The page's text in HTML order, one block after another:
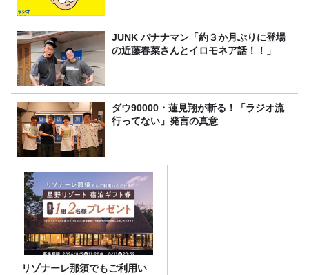
JUNK バナナマン「約３か月ぶりに登場
の近藤春菜さんとイロモネア話！！」
ダウ90000・蓮見翔が斬る！「ラジオ流
行ってない」発言の真意
リゾナーレ那須でもご利用い